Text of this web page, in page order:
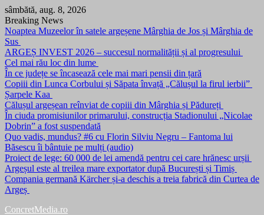
Skip
to
content
sâmbătă, aug. 8, 2026
Breaking News
Noaptea Muzeelor în satele argeșene Mârghia de Jos și Mârghia de
Sus
ARGEȘ INVEST 2026 – succesul normalității și al progresului
Cel mai rău loc din lume
În ce județe se încasează cele mai mari pensii din țară
Copiii din Lunca Corbului și Săpata învață „Călușul la firul ierbii”
Șarpele Kaa
Călușul argeșean reînviat de copiii din Mârghia și Pădureți
În ciuda promisiunilor primarului, construcția Stadionului „Nicolae
Dobrin” a fost suspendată
Quo vadis, mundus? #6 cu Florin Silviu Negru – Fantoma lui
Băsescu îi bântuie pe mulți (audio)
Proiect de lege: 60 000 de lei amendă pentru cei care hrănesc urșii
Argeșul este al treilea mare exportator după București și Timiș
Compania germană Kärcher și-a deschis a treia fabrică din Curtea de
Argeș
ConcretMedia.ro